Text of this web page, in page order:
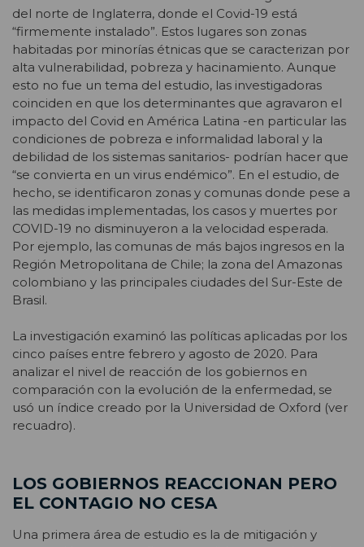
del norte de Inglaterra, donde el Covid-19 está
“firmemente instalado”. Estos lugares son zonas
habitadas por minorías étnicas que se caracterizan por
alta vulnerabilidad, pobreza y hacinamiento. Aunque
esto no fue un tema del estudio, las investigadoras
coinciden en que los determinantes que agravaron el
impacto del Covid en América Latina -en particular las
condiciones de pobreza e informalidad laboral y la
debilidad de los sistemas sanitarios- podrían hacer que
“se convierta en un virus endémico”. En el estudio, de
hecho, se identificaron zonas y comunas donde pese a
las medidas implementadas, los casos y muertes por
COVID-19 no disminuyeron a la velocidad esperada.
Por ejemplo, las comunas de más bajos ingresos en la
Región Metropolitana de Chile; la zona del Amazonas
colombiano y las principales ciudades del Sur-Este de
Brasil.
La investigación examinó las políticas aplicadas por los
cinco países entre febrero y agosto de 2020. Para
analizar el nivel de reacción de los gobiernos en
comparación con la evolución de la enfermedad, se
usó un índice creado por la Universidad de Oxford (ver
recuadro).
LOS GOBIERNOS REACCIONAN PERO
EL CONTAGIO NO CESA
Una primera área de estudio es la de mitigación y